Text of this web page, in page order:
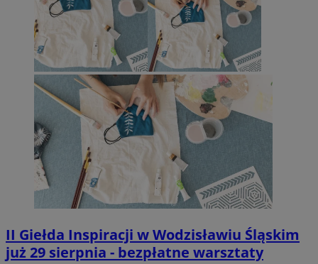
II Giełda Inspiracji w Wodzisławiu Śląskim
już 29 sierpnia - bezpłatne warsztaty